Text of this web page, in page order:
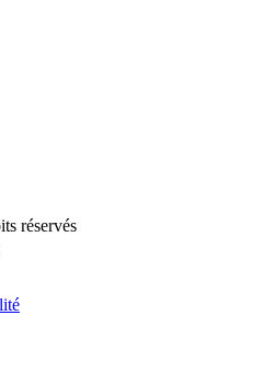
réservés